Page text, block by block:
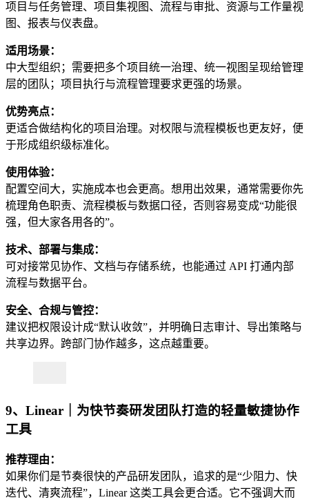
项目与任务管理、项目集视图、流程与审批、资源与工作量视
图、报表与仪表盘。
适用场景：
中大型组织；需要把多个项目统一治理、统一视图呈现给管理
层的团队；项目执行与流程管理要求更强的场景。
优势亮点：
更适合做结构化的项目治理。对权限与流程模板也更友好，便
于形成组织级标准化。
使用体验：
配置空间大，实施成本也会更高。想用出效果，通常需要你先
梳理角色职责、流程模板与数据口径，否则容易变成“功能很
强，但大家各用各的”。
技术、部署与集成：
可对接常见协作、文档与存储系统，也能通过 API 打通内部
流程与数据平台。
安全、合规与管控：
建议把权限设计成“默认收敛”，并明确日志审计、导出策略与
共享边界。跨部门协作越多，这点越重要。
9、Linear｜为快节奏研发团队打造的轻量敏捷协作
工具
推荐理由：
如果你们是节奏很快的产品研发团队，追求的是“少阻力、快
迭代、清爽流程”，Linear 这类工具会更合适。它不强调大而